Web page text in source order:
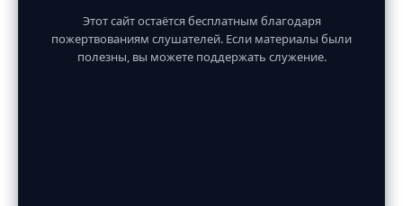
Этот сайт остаётся бесплатным благодаря
пожертвованиям слушателей. Если материалы были
полезны, вы можете поддержать служение.